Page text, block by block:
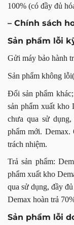
100% (có đầy đủ
– Chính sách
Sản phẩm lỗi
Gửi máy bảo hành
Sản phẩm không
Đổi sản phẩm
sản phẩm xuất kho
chưa qua sử
phẩm mới. Demax.
trách nhiệm.
Trả sản phẩm:
phẩm xuất kho
qua sử dụng, đầy
Demax hoàn trả
Sản phẩm lỗi